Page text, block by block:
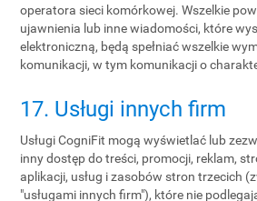
operatora sieci komórkowej. Wszelkie
ujawnienia lub inne wiadomości, które
elektroniczną, będą spełniać wszelkie
komunikacji, w tym komunikacji o
17. Usługi innych firm
Usługi CogniFit mogą wyświetlać lub
inny dostęp do treści, promocji, reklam,
aplikacji, usług i zasobów stron trzecich
"usługami innych firm"), które nie